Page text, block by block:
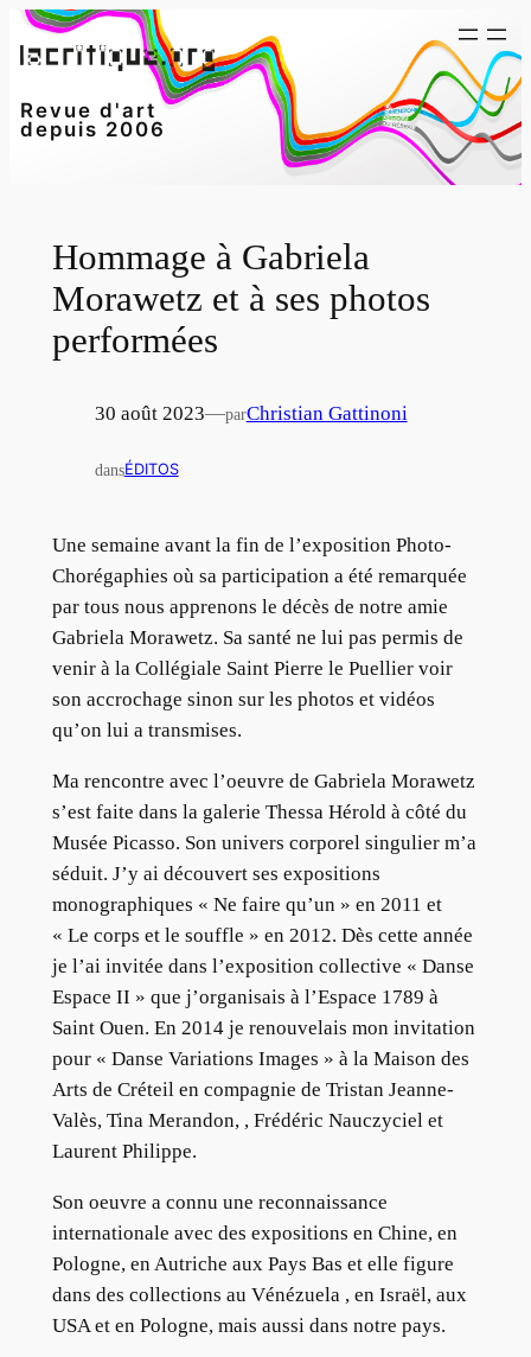
Aller
au
Revue d'art
depuis 2006
Hommage à Gabriela
Morawetz et à ses photos
performées
30 août 2023—parChristian Gattinoni
dansÉDITOS
Une semaine avant la fin de l’exposition Photo-
Chorégaphies où sa participation a été remarquée
par tous nous apprenons le décès de notre amie
Gabriela Morawetz. Sa santé ne lui pas permis de
venir à la Collégiale Saint Pierre le Puellier voir
son accrochage sinon sur les photos et vidéos
qu’on lui a transmises.
Ma rencontre avec l’oeuvre de Gabriela Morawetz
s’est faite dans la galerie Thessa Hérold à côté du
Musée Picasso. Son univers corporel singulier m’a
séduit. J’y ai découvert ses expositions
monographiques « Ne faire qu’un » en 2011 et
« Le corps et le souffle » en 2012. Dès cette année
je l’ai invitée dans l’exposition collective « Danse
Espace II » que j’organisais à l’Espace 1789 à
Saint Ouen. En 2014 je renouvelais mon invitation
pour « Danse Variations Images » à la Maison des
Arts de Créteil en compagnie de Tristan Jeanne-
Valès, Tina Merandon, , Frédéric Nauczyciel et
Laurent Philippe.
Son oeuvre a connu une reconnaissance
internationale avec des expositions en Chine, en
Pologne, en Autriche aux Pays Bas et elle figure
dans des collections au Vénézuela , en Israël, aux
USA et en Pologne, mais aussi dans notre pays.